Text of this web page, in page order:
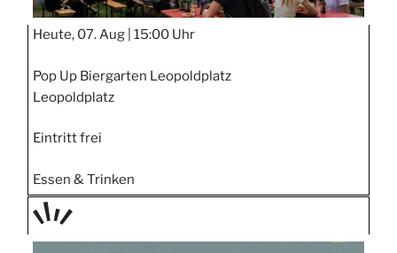
Heute, 07. Aug | 15:00 Uhr
Pop Up Biergarten Leopoldplatz
Leopoldplatz
Eintritt frei
Essen & Trinken
TAGE